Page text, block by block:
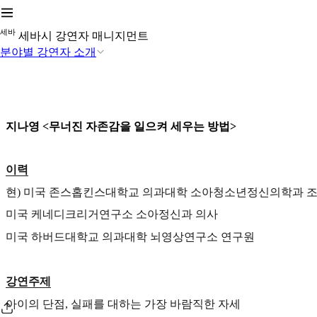
세바 세바시 강연자 매니지먼트
분야별 강연자 소개
지나영 <무너진 자존감을 일으켜 세우는 방법>
이력
현) 미국 존스홉킨스대학교 의과대학 소아청소년정신의학과
미국 케네디크리거연구소 소아정신과 의사
미국 하버드대학교 의과대학 뇌영상연구소 연구원
강연주제
아이의 단점, 실패를 대하는 가장 바람직한 자세